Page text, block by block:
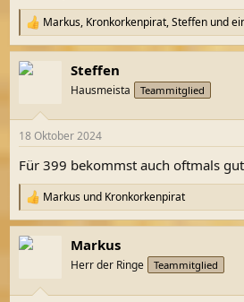
R
e
a
k
e
:
Markus, Kronkorkenpirat,Steffen und
Steffen
Hausmeista Teammitglied
18 Oktober 2024
Für 399 bekommst auch oftmals
R
e
a
k
Markus und Kronkorkenpirat
Markus
Herr der Ringe Teammitglied